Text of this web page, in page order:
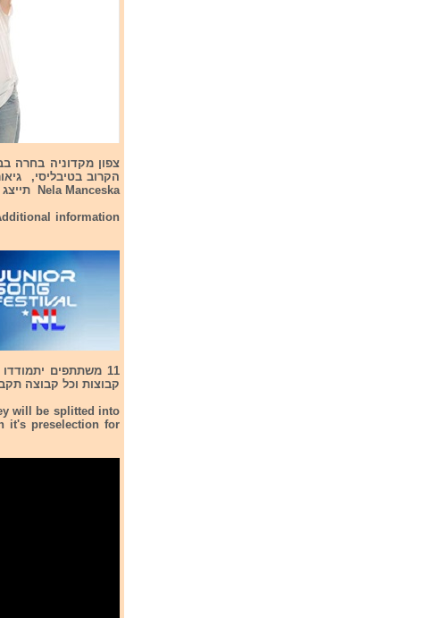
הקרוב בטיבליסי,
Nela Manceska תייצג את ארצה בתחרות.
information
קבוצות וכל קבוצה
will be splitted into
it's preselection for